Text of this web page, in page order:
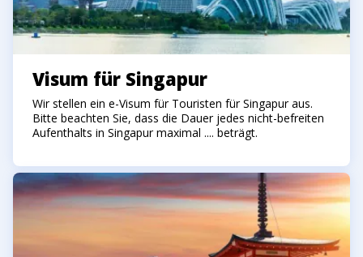
Visum für Singapur
Wir stellen ein e-Visum für Touristen für Singapur aus.
Bitte beachten Sie, dass die Dauer jedes nicht-befreiten
Aufenthalts in Singapur maximal .... beträgt.